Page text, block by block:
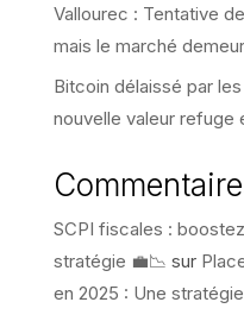
Vallourec : Tentative
mais le marché
Bitcoin délaissé par
nouvelle valeur refuge
SCPI fiscales :
stratégie 💼📉 sur
en 2025 : Une